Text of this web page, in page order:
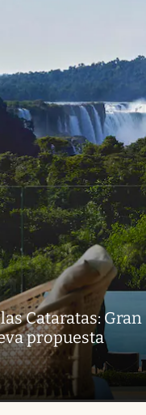
Cataratas: Gran
propuesta